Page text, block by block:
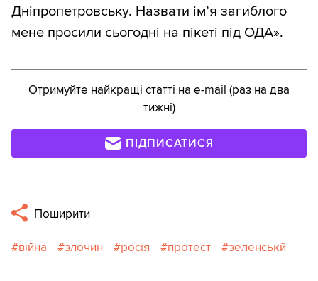
Дніпропетровську. Назвати ім’я загиблого
мене просили сьогодні на пікеті під ОДА».
Отримуйте найкращі статті на e-mail (раз на два
тижні)
ПІДПИСАТИСЯ
Поширити
війна злочин росія протест зеленськй